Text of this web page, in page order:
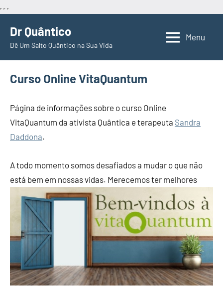
para
conteúdo
Dr Quântico
Dê Um Salto Quântico na Sua Vida
Menu
Curso Online VitaQuantum
Página de informações sobre o curso Online
VitaQuantum da ativista Quântica e terapeuta Sandra
Daddona.
A todo momento somos desafiados a mudar o que não
está bem em nossas vidas. Merecemos ter melhores